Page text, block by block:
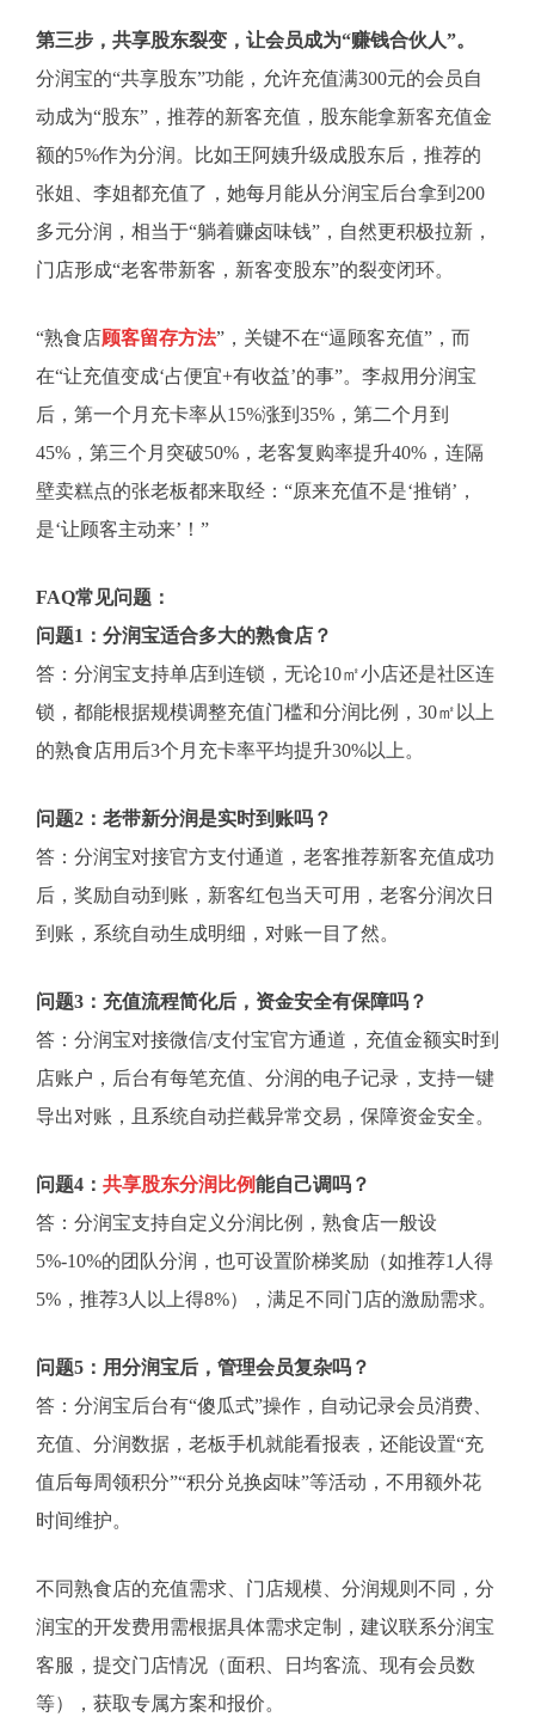
第三步，共享股东裂变，让会员成为“赚钱合伙人”。
分润宝的“共享股东”功能，允许充值满300元的会员自
动成为“股东”，推荐的新客充值，股东能拿新客充值金
额的5%作为分润。比如王阿姨升级成股东后，推荐的
张姐、李姐都充值了，她每月能从分润宝后台拿到200
多元分润，相当于“躺着赚卤味钱”，自然更积极拉新，
门店形成“老客带新客，新客变股东”的裂变闭环。
“熟食店顾客留存方法”，关键不在“逼顾客充值”，而
在“让充值变成‘占便宜+有收益’的事”。李叔用分润宝
后，第一个月充卡率从15%涨到35%，第二个月到
45%，第三个月突破50%，老客复购率提升40%，连隔
壁卖糕点的张老板都来取经：“原来充值不是‘推销’，
是‘让顾客主动来’！”
FAQ常见问题：
问题1：分润宝适合多大的熟食店？
答：分润宝支持单店到连锁，无论10㎡小店还是社区连
锁，都能根据规模调整充值门槛和分润比例，30㎡以上
的熟食店用后3个月充卡率平均提升30%以上。
问题2：老带新分润是实时到账吗？
答：分润宝对接官方支付通道，老客推荐新客充值成功
后，奖励自动到账，新客红包当天可用，老客分润次日
到账，系统自动生成明细，对账一目了然。
问题3：充值流程简化后，资金安全有保障吗？
答：分润宝对接微信/支付宝官方通道，充值金额实时到
店账户，后台有每笔充值、分润的电子记录，支持一键
导出对账，且系统自动拦截异常交易，保障资金安全。
问题4： 共享股东分润比例能自己调吗？
答：分润宝支持自定义分润比例，熟食店一般设
5%-10%的团队分润，也可设置阶梯奖励（如推荐1人得
5%，推荐3人以上得8%），满足不同门店的激励需求。
问题5：用分润宝后，管理会员复杂吗？
答：分润宝后台有“傻瓜式”操作，自动记录会员消费、
充值、分润数据，老板手机就能看报表，还能设置“充
值后每周领积分”“积分兑换卤味”等活动，不用额外花
时间维护。
不同熟食店的充值需求、门店规模、分润规则不同，分
润宝的开发费用需根据具体需求定制，建议联系分润宝
客服，提交门店情况（面积、日均客流、现有会员数
等），获取专属方案和报价。